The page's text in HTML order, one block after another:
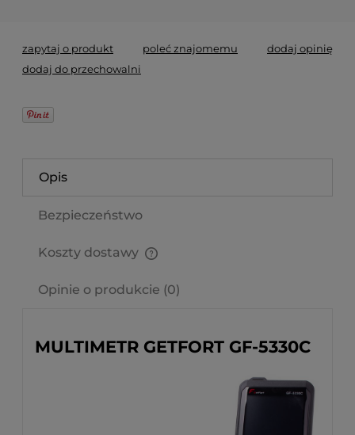
zapytaj o produkt poleć znajomemu
dodaj opinię
dodaj do przechowalni
Opis
Bezpieczeństwo
Koszty dostawy
Opinie o produkcie (0)
MULTIMETR GETFORT GF-5330C